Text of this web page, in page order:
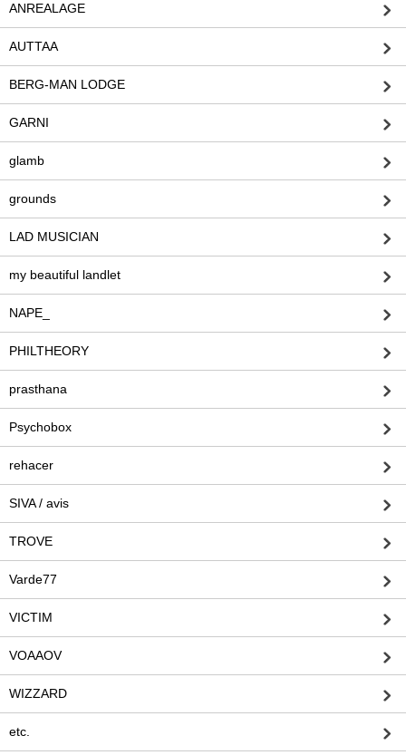
ANREALAGE
AUTTAA
BERG-MAN LODGE
GARNI
glamb
grounds
LAD MUSICIAN
my beautiful landlet
NAPE_
PHILTHEORY
prasthana
Psychobox
rehacer
SIVA / avis
TROVE
Varde77
VICTIM
VOAAOV
WIZZARD
etc.